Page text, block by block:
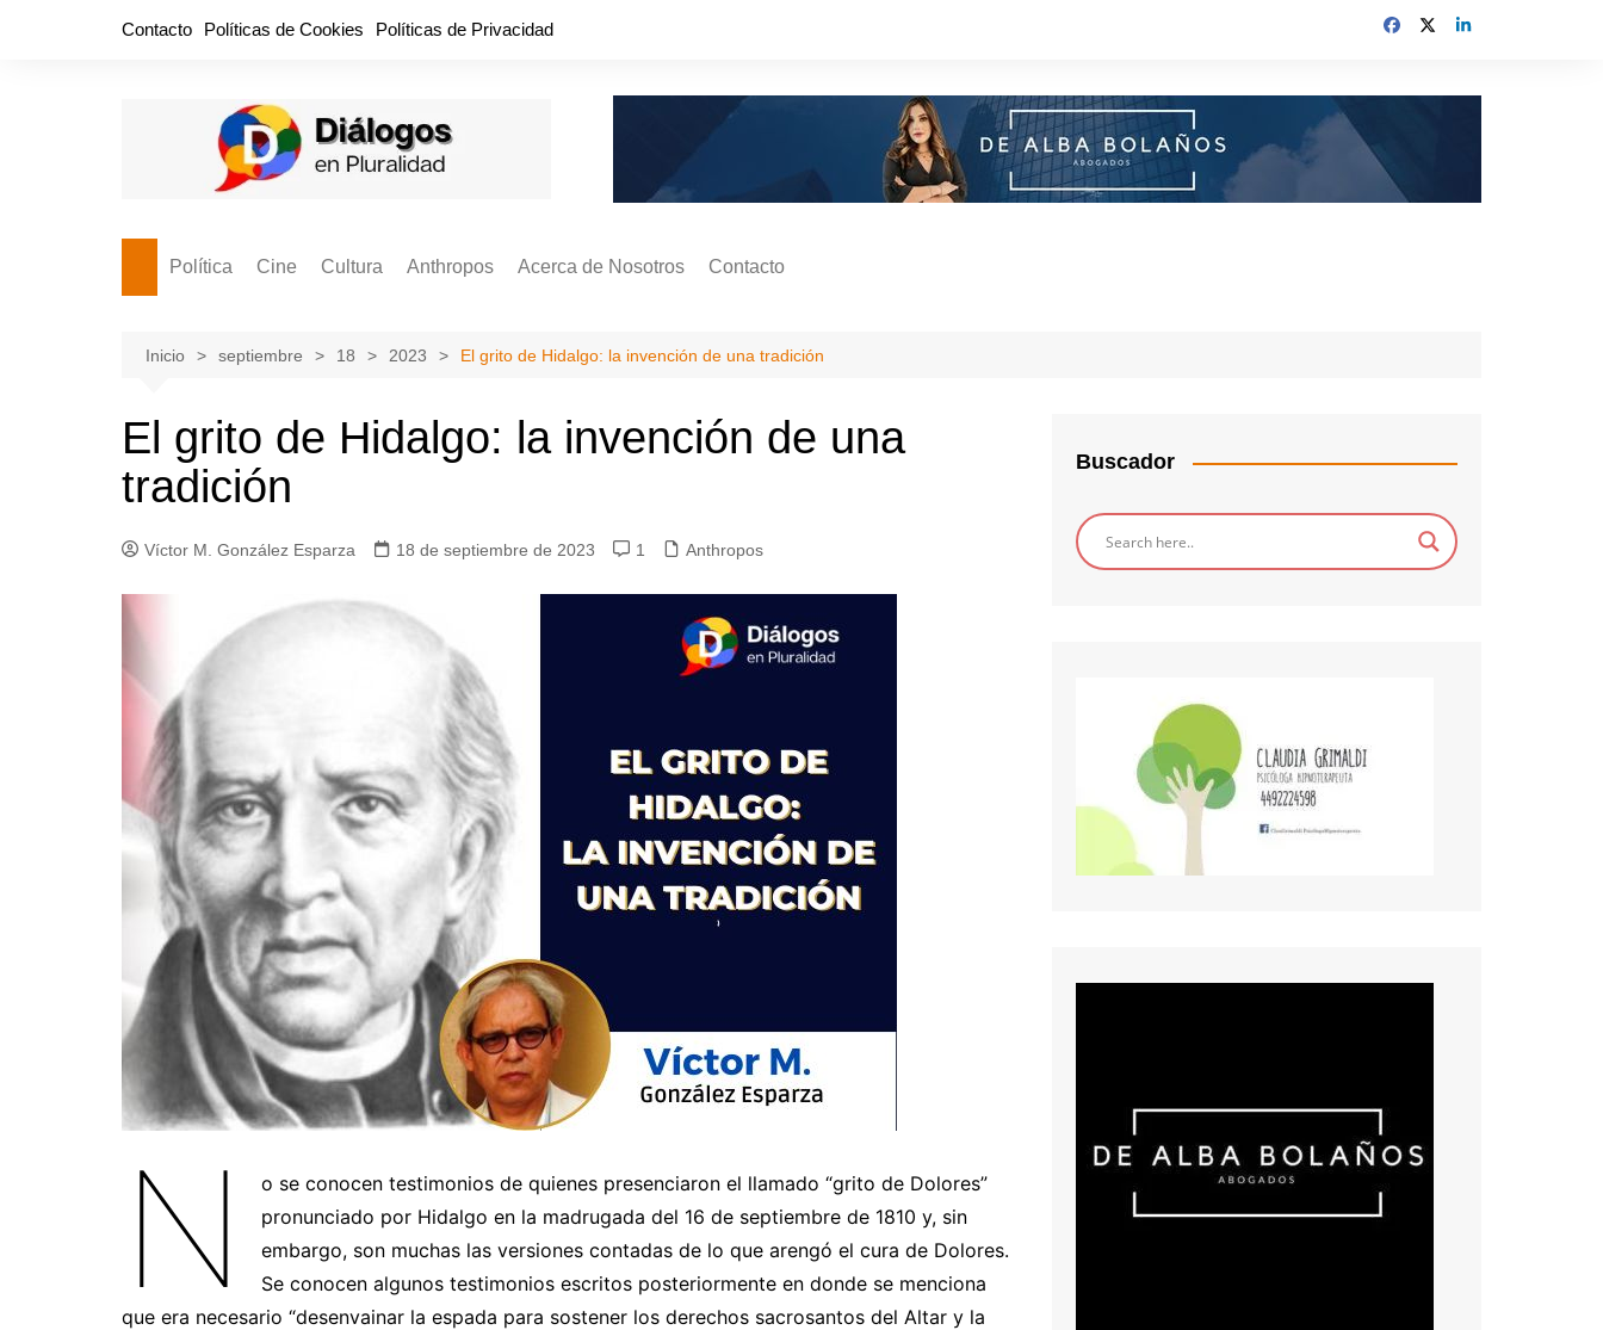
Contacto Políticas de Cookies Políticas de Privacidad
Política
Cabos Sueltos
Disruptor
Espacio Ciudadano
Guerra de Encuestas
Sin rodeos
Valor Público
Cine
FILMOGRAFÍAS
Cultura
Crónica
Libros
Poesía
Anthropos
Estadística
Pedagogía Jurídica
REFLEXIONES
Tilde y tinta
Ya regresé
Acerca de Nosotros Contacto
Inicio septiembre 18 2023 El grito de Hidalgo: la invención de una tradición
El grito de Hidalgo: la invención de una
tradición
Víctor M. González Esparza 18 de septiembre de 2023 1 Anthropos
N
o se conocen testimonios de quienes presenciaron el llamado “grito de Dolores”
pronunciado por Hidalgo en la madrugada del 16 de septiembre de 1810 y, sin
embargo, son muchas las versiones contadas de lo que arengó el cura de Dolores.
Se conocen algunos testimonios escritos posteriormente en donde se menciona
que era necesario “desenvainar la espada para sostener los derechos sacrosantos del Altar y la
Buscador